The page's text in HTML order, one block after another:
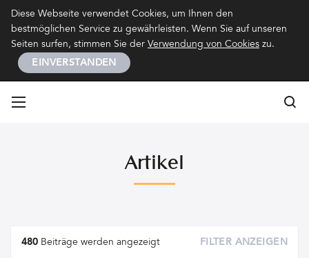
Diese Webseite verwendet Cookies, um Ihnen den
bestmöglichen Service zu gewährleisten. Wenn Sie auf unseren
Seiten surfen, stimmen Sie der Verwendung von Cookies zu.
EINVERSTANDEN
Artikel
Artikel
480 Beiträge werden angezeigt FILTER ANZEIGEN